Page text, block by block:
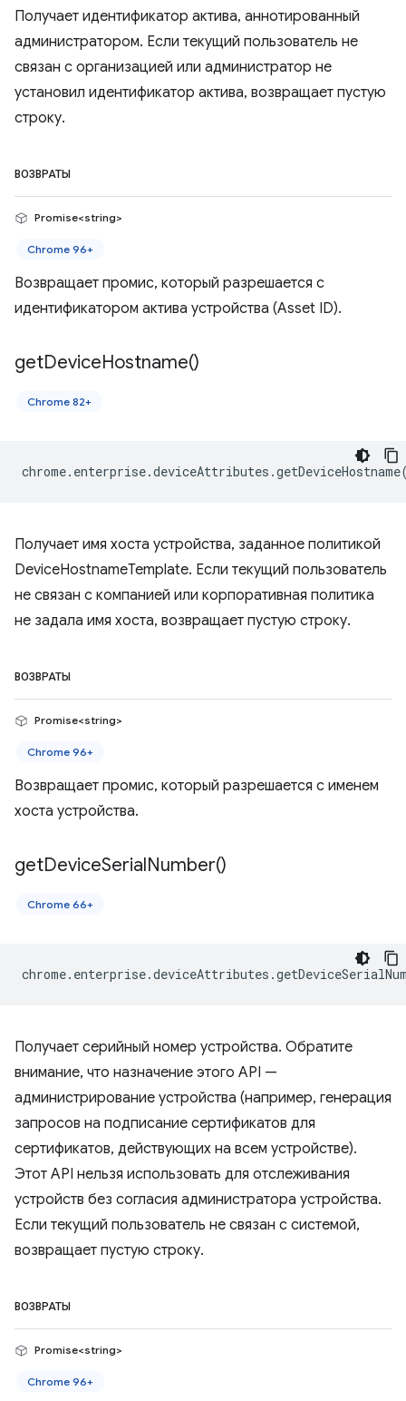
Получает идентификатор актива, аннотированный
администратором. Если текущий пользователь не
связан с организацией или администратор не
установил идентификатор актива, возвращает пустую
строку.
ВОЗВРАТЫ
Promise<string>
Chrome 96+
Возвращает промис, который разрешается с
идентификатором актива устройства (Asset ID).
getDeviceHostname()
Chrome 82+
chrome. enterprise.deviceAttributes .getDeviceHostname
Получает имя хоста устройства, заданное политикой
DeviceHostnameTemplate. Если текущий пользователь
не связан с компанией или корпоративная политика
не задала имя хоста, возвращает пустую строку.
ВОЗВРАТЫ
Promise<string>
Chrome 96+
Возвращает промис, который разрешается с именем
хоста устройства.
getDeviceSerialNumber()
Chrome 66+
chrome. enterprise.deviceAttributes .
Получает серийный номер устройства. Обратите
внимание, что назначение этого API —
администрирование устройства (например, генерация
запросов на подписание сертификатов для
сертификатов, действующих на всем устройстве).
Этот API нельзя использовать для отслеживания
устройств без согласия администратора устройства.
Если текущий пользователь не связан с системой,
возвращает пустую строку.
ВОЗВРАТЫ
Promise<string>
Chrome 96+